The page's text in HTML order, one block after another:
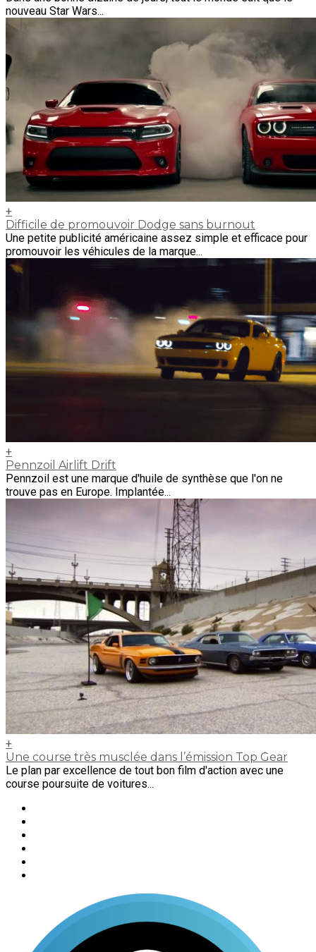
nouveau Star Wars...
+
Difficile de promouvoir Dodge sans burnout
Une petite publicité américaine assez simple et efficace pour
promouvoir les véhicules de la marque...
+
Pennzoil Airlift Drift
Pennzoil est une marque d'huile de synthèse que l'on ne
trouve pas en Europe. Implantée...
+
Une course très musclée dans l’émission Top Gear
Le plan par excellence de tout bon film d'action avec une
course poursuite de voitures...